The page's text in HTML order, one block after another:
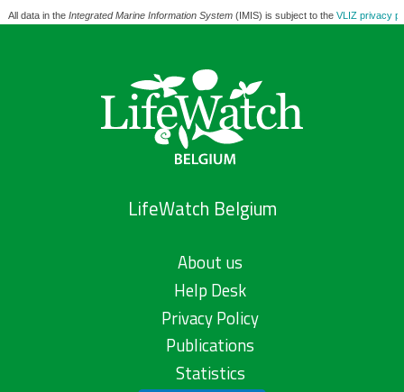
All data in the Integrated Marine Information System(IMIS) is subject to the VLIZ privacy
LifeWatch Belgium
About us
Help Desk
Privacy Policy
Publications
Statistics